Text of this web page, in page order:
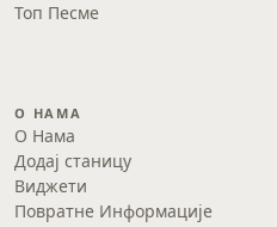
Топ Песме
О НАМА
О Нама
Додај станицу
Виджети
Повратне Информације